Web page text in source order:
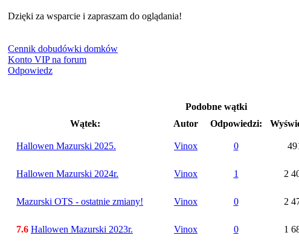
Dzięki za wsparcie i zapraszam do oglądania!
Cennik dobudówki domków
Konto VIP na forum
Odpowiedz
Podobne wątki
Wątek:
Autor Odpowiedzi:
Hallowen Mazurski 2025. Vinox 0
Hallowen Mazurski 2024r. Vinox 1 2
Mazurski OTS - ostatnie zmiany! Vinox 0 2
7.6 Hallowen Mazurski 2023r. Vinox 0 1